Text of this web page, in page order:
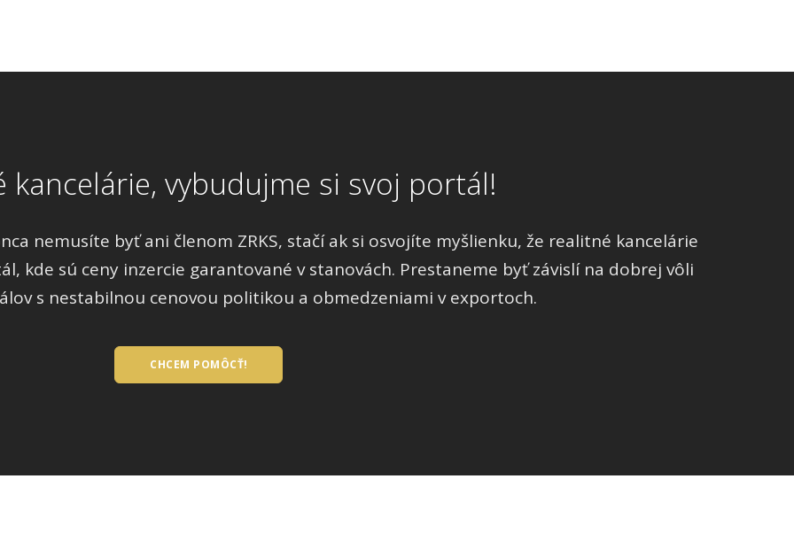
kancelárie, vybudujme si svoj portál!
nemusíte byť ani členom ZRKS, stačí ak si osvojíte myšlienku, že realitné kancelárie
kde sú ceny inzercie garantované v stanovách. Prestaneme byť závislí na dobrej vôli
s nestabilnou cenovou politikou a obmedzeniami v exportoch.
CHCEM POMÔCŤ!